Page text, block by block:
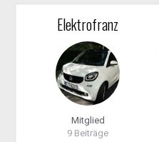
Elektrofranz
Mitglied
9 Beiträge